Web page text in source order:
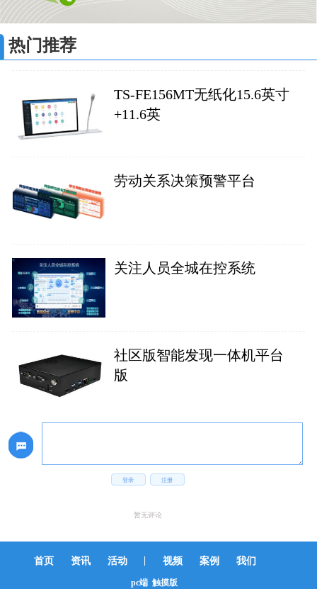
热门推荐
TS-FE156MT无纸化15.6英寸
+11.6英
劳动关系决策预警平台
关注人员全城在控系统
社区版智能发现一体机平台
版
登录 注册
暂无评论
首页 资讯 活动 | 视频 案例 我们
pc端 触摸版